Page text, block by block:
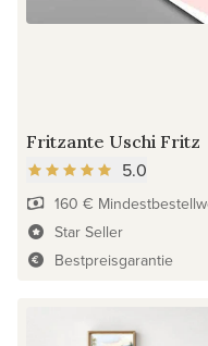
Fritzante Uschi Fritz
5.0
160 €
Star Seller
Bestpreisgarantie